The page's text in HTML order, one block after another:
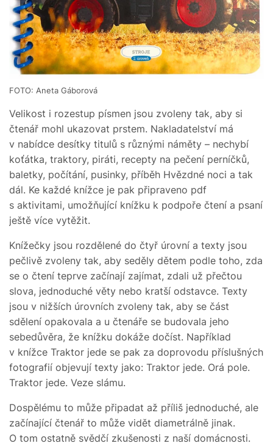
FOTO: Aneta Gáborová
Velikost i rozestup písmen jsou zvoleny tak, aby si
čtenář mohl ukazovat prstem. Nakladatelství má
v nabídce desítky titulů s různými náměty – nechybí
koťátka, traktory, piráti, recepty na pečení perníčků,
baletky, počítání, pusinky, příběh Hvězdné noci a tak
dál. Ke každé knížce je pak připraveno pdf
s aktivitami, umožňující knížku k podpoře čtení a psaní
ještě více vytěžit.
Knížečky jsou rozdělené do čtyř úrovní a texty jsou
pečlivě zvoleny tak, aby seděly dětem podle toho, zda
se o čtení teprve začínají zajímat, zdali už přečtou
slova, jednoduché věty nebo kratší odstavce. Texty
jsou v nižších úrovních zvoleny tak, aby se část
sdělení opakovala a u čtenáře se budovala jeho
sebedůvěra, že knížku dokáže dočíst. Například
v knížce Traktor jede se pak za doprovodu příslušných
fotografií objevují texty jako: Traktor jede. Orá pole.
Traktor jede. Veze slámu.
Dospělému to může připadat až příliš jednoduché, ale
začínající čtenář to může vidět diametrálně jinak.
O tom ostatně svědčí zkušenosti z naší domácnosti.